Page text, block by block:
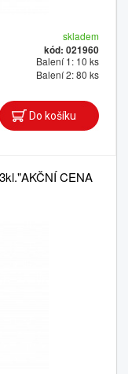
skladem
kód: 021960
Balení 1: 10 ks
Balení 2: 80 ks
CENA